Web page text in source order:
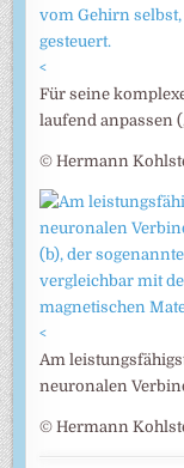
<
Für seine
laufend anpassen
© Hermann
<
Am
neuronalen
© Hermann